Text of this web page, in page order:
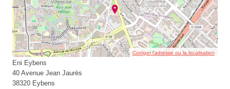
Corriger l’adresse ou la localisation
Eni Eybens
40 Avenue Jean Jaurès
38320 Eybens